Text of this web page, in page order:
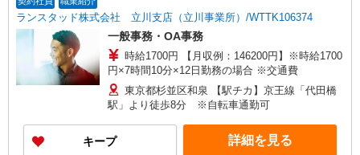
ランスタッド株式会社 立川支店（立川事業所）/WTTK106374
一般事務・OA事務
時給1700円 【月収例：146200円】※時給1700
円×7時間10分×12日勤務の場合 ※交通費
東京都杉並区和泉 【駅チカ】京王線「代田橋
駅」より徒歩8分 ※自転車通勤可
キープ 詳細を見る